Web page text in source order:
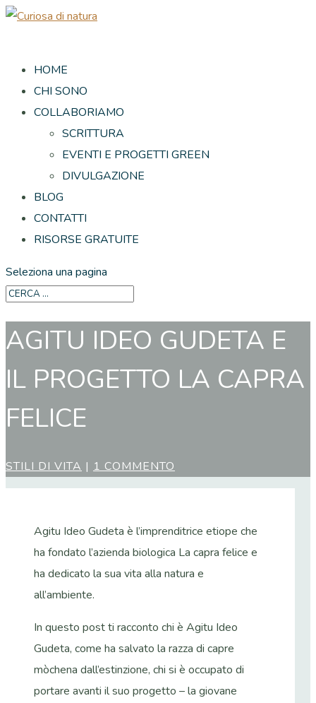
HOME
CHI SONO
COLLABORIAMO
SCRITTURA
EVENTI E PROGETTI GREEN
DIVULGAZIONE
BLOG
CONTATTI
RISORSE GRATUITE
Seleziona una pagina
AGITU IDEO GUDETA E
IL PROGETTO LA CAPRA
FELICE
STILI DI VITA | 1 COMMENTO
Agitu Ideo Gudeta è l’imprenditrice etiope che
ha fondato l’azienda biologica La capra felice e
ha dedicato la sua vita alla natura e
all’ambiente.
In questo post ti racconto chi è Agitu Ideo
Gudeta, come ha salvato la razza di capre
mòchena dall’estinzione, chi si è occupato di
portare avanti il suo progetto – la giovane